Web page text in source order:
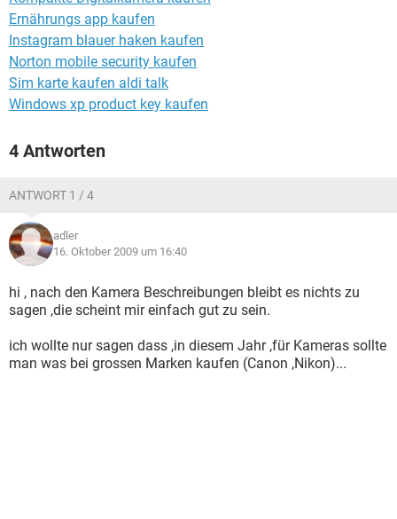
Ernährungs app kaufen
Instagram blauer haken kaufen
Norton mobile security kaufen
Sim karte kaufen aldi talk
Windows xp product key kaufen
4 Antworten
ANTWORT 1 / 4
adler
16. Oktober 2009 um 16:40
hi , nach den Kamera Beschreibungen bleibt es nichts zu
sagen ,die scheint mir einfach gut zu sein.
ich wollte nur sagen dass ,in diesem Jahr ,für Kameras sollte
man was bei grossen Marken kaufen (Canon ,Nikon)...